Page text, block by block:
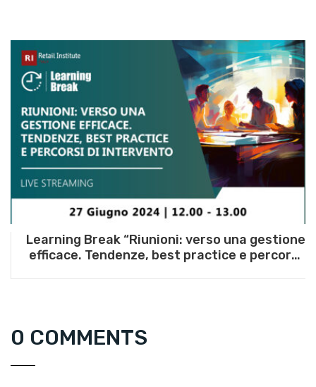
Learning Break “Riunioni: verso una gestione
efficace. Tendenze, best practice e percorsi
0 COMMENTS